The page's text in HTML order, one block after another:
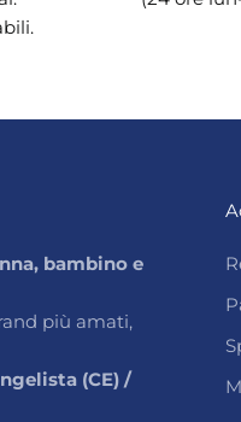
bambino e
più amati,
(CE) /